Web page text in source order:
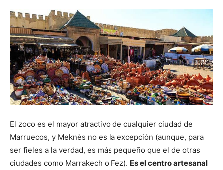
El zoco es el mayor atractivo de cualquier ciudad de
Marruecos, y Meknès no es la excepción (aunque, para
ser fieles a la verdad, es más pequeño que el de otras
ciudades como Marrakech o Fez). Es el centro artesanal